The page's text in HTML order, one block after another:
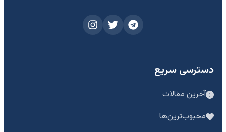
دسترسی سریع
آخرین مقالات
محبوب‌ترین‌ها